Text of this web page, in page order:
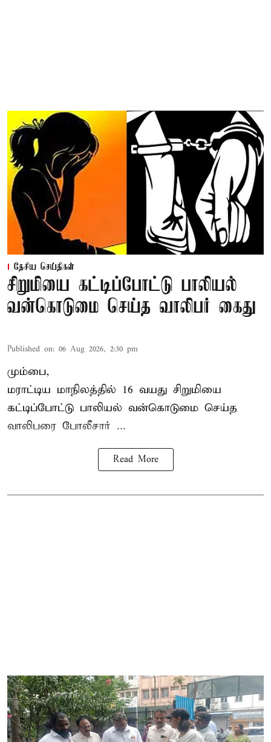
தேசிய செய்திகள்
சிறுமியை கட்டிப்போட்டு பாலியல்
வன்கொடுமை செய்த வாலிபர் கைது
Published on: 06 Aug 2026, 2:30 pm
மும்பை,
மராட்டிய மாநிலத்தில் 16 வயது சிறுமியை
கட்டிப்போட்டு பாலியல் வன்கொடுமை செய்த
வாலிபரை போலீசார் ...
Read More